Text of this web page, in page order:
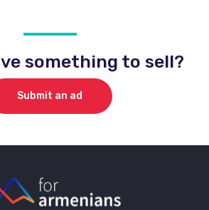
something to sell?
Submit an ad